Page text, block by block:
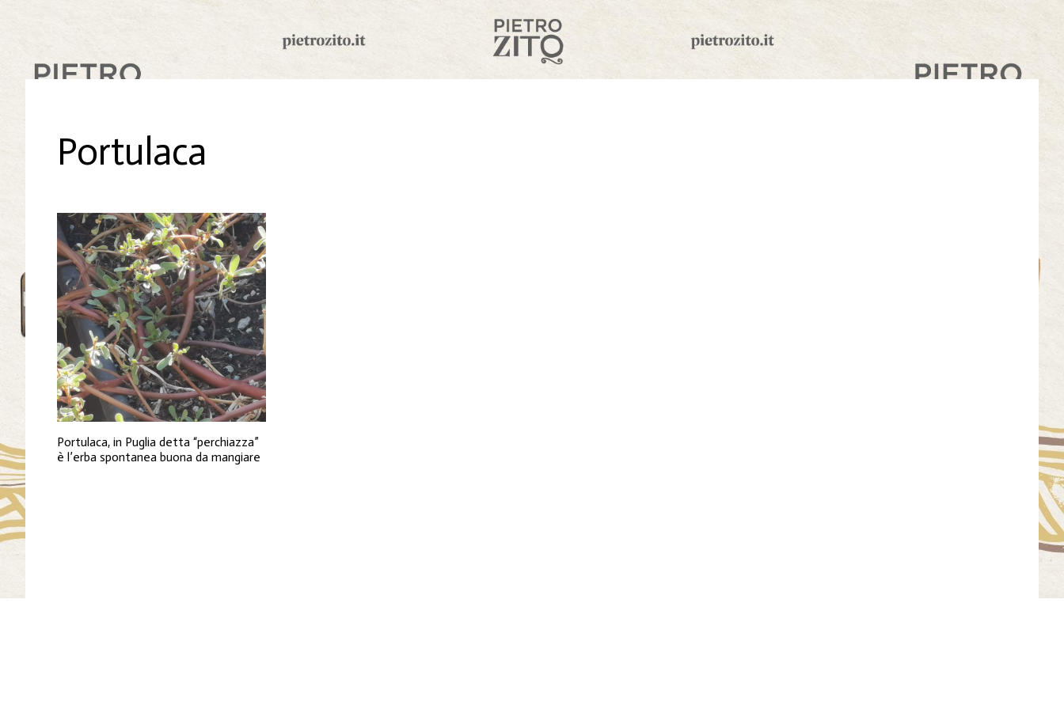
Portulaca
Portulaca, in Puglia detta “perchiazza”
è l’erba spontanea buona da mangiare